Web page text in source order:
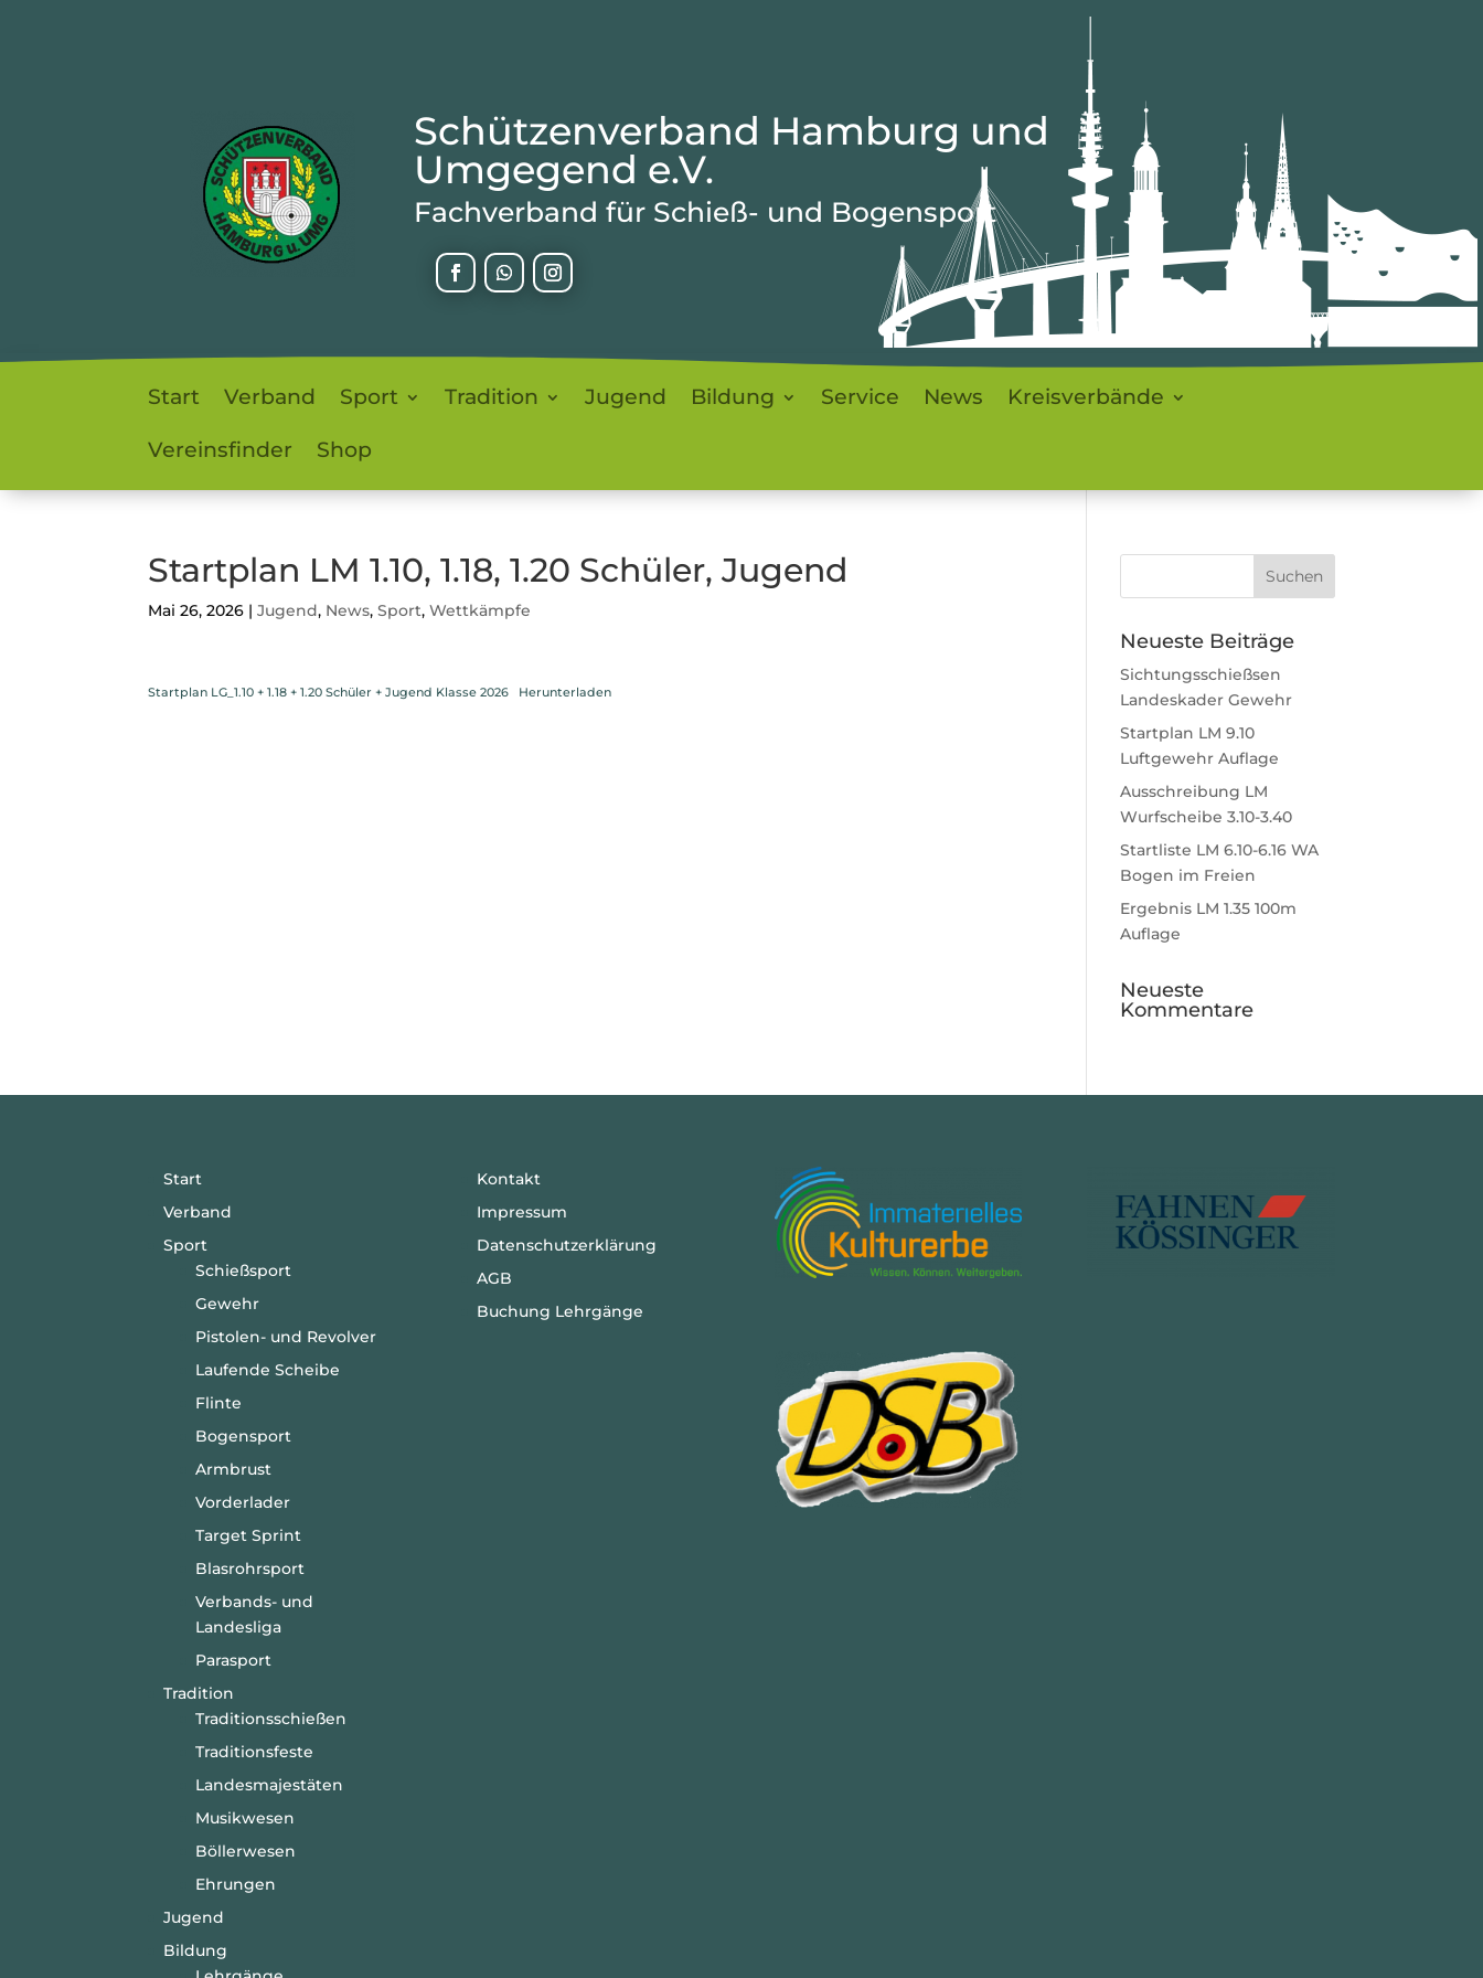
Schützenverband Hamburg und
Umgegend e.V.
Fachverband für Schieß- und Bogensport
Start Verband Sport Tradition Jugend Bildung Service News Kreisverbände
Vereinsfinder Shop
Startplan LM 1.10, 1.18, 1.20 Schüler, Jugend
Mai 26, 2026 |Jugend, News,Sport,Wettkämpfe
Startplan LG_1.10 + 1.18 + 1.20 Schüler + Jugend Klasse 2026 Herunterladen
Neueste Beiträge
Sichtungsschießsen
Landeskader Gewehr
Startplan LM 9.10
Luftgewehr Auflage
Ausschreibung LM
Wurfscheibe 3.10-3.40
Startliste LM 6.10-6.16 WA
Bogen im Freien
Ergebnis LM 1.35 100m
Auflage
Neueste
Kommentare
Start
Verband
Sport
Schießsport
Gewehr
Pistolen- und Revolver
Laufende Scheibe
Flinte
Bogensport
Armbrust
Vorderlader
Target Sprint
Blasrohrsport
Verbands- und
Landesliga
Parasport
Tradition
Traditionsschießen
Traditionsfeste
Landesmajestäten
Musikwesen
Böllerwesen
Ehrungen
Jugend
Bildung
Kontakt
Impressum
Datenschutzerklärung
AGB
Buchung Lehrgänge